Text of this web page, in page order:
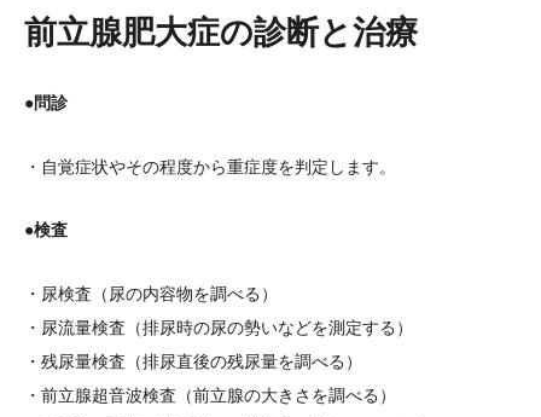
前立腺肥大症の診断と治療
●問診
・自覚症状やその程度から重症度を判定します。
●検査
・尿検査（尿の内容物を調べる）
・尿流量検査（排尿時の尿の勢いなどを測定する）
・残尿量検査（排尿直後の残尿量を調べる）
・前立腺超音波検査（前立腺の大きさを調べる）